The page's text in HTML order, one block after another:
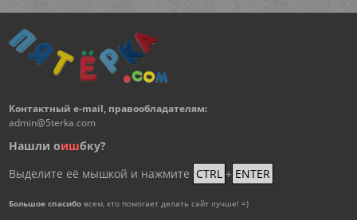
Контактный e-mail, правообладателям:
admin@5terka.com
Нашли оишбку?
Выделите её мышкой и нажмите CTRL + ENTER
Большое спасибовсем, кто помогает делать сайт лучше! =)